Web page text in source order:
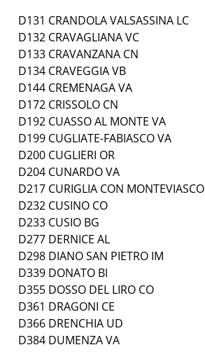
D131 CRANDOLA VALSASSINA LC
D132 CRAVAGLIANAVC
D133 CRAVANZANA CN
D134 CRAVEGGIAVB
D144 CREMENAGAVA
D172 CRISSOLO CN
D192 CUASSO AL MONTE VA
D199 CUGLIATE-FABIASCOVA
D200 CUGLIERI OR
D204 CUNARDOVA
D217 CURIGLIA CON MONTEVIASCO
D232 CUSINO CO
D233 CUSIO BG
D277 DERNICE AL
D298 DIANO SAN PIETRO IM
D339 DONATO BI
D355 DOSSO DEL LIRO CO
D361 DRAGONI CE
D366 DRENCHIA UD
D384 DUMENZAVA